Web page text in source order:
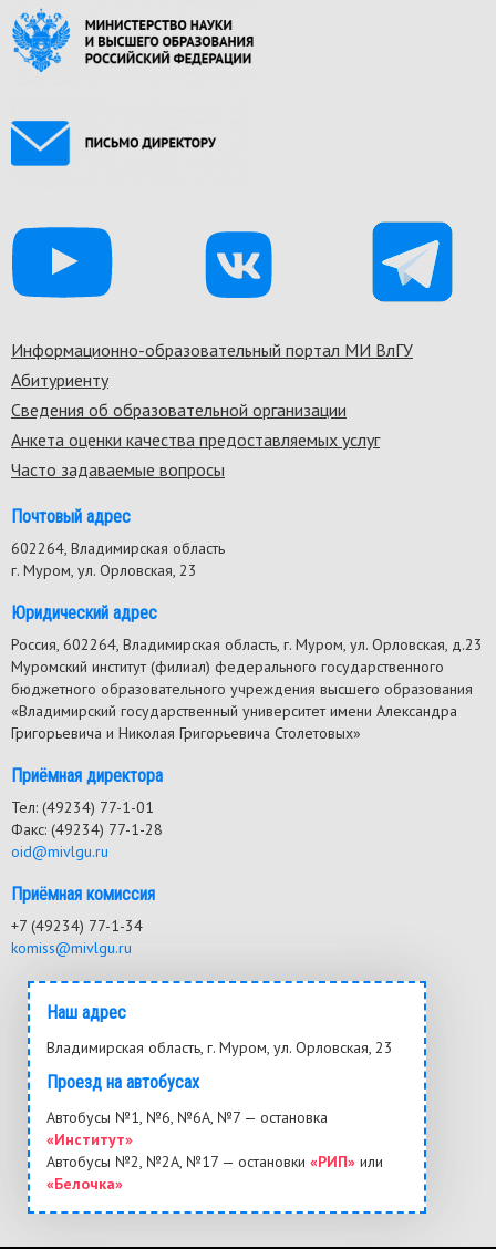
Footer
menu
Информационно-образовательный портал МИ ВлГУ
Абитуриенту
Сведения об образовательной организации
Анкета оценки качества предоставляемых услуг
Часто задаваемые вопросы
Почтовый адрес
602264, Владимирская область
г. Муром, ул. Орловская, 23
Юридический адрес
Россия, 602264, Владимирская область, г. Муром, ул. Орловская, д.23
Муромский институт (филиал) федерального государственного
бюджетного образовательного учреждения высшего образования
«Владимирский государственный университет имени Александра
Григорьевича и Николая Григорьевича Столетовых»
Приёмная директора
Тел: (49234) 77-1-01
Факс: (49234) 77-1-28
oid@mivlgu.ru
Приёмная комиссия
+7 (49234) 77-1-34
komiss@mivlgu.ru
Наш адрес
Владимирская область, г. Муром, ул. Орловская, 23
Проезд на автобусах
Автобусы №1, №6, №6А, №7 — остановка
«Институт»
Автобусы №2, №2А, №17 — остановки «РИП» или
«Белочка»